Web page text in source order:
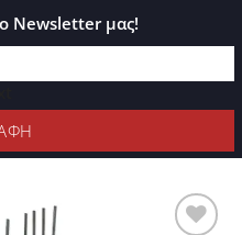
PLEXIGLASS
Newsletter μας!